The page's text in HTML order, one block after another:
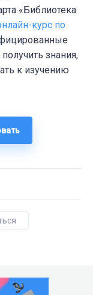
«Библиотека
курс по
знания,
к изучению